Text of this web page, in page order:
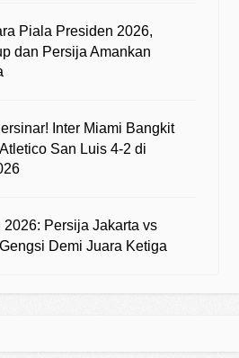
Piala Presiden 2026,
dan Persija Amankan
Inter Miami Bangkit
San Luis 4-2 di
2026: Persija Jakarta vs
Demi Juara Ketiga